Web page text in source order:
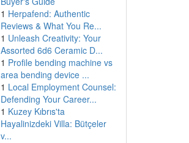
1 Herpafend: Authentic
Reviews & What You Re...
1 Unleash Creativity: Your
Assorted 6d6 Ceramic D...
1 Profile bending machine vs
area bending device ...
1 Local Employment Counsel:
Defending Your Career...
1 Kuzey Kıbrıs'ta
Hayalinizdeki Villa: Bütçeler
v...